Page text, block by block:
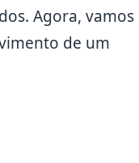
Agora, vamos
de um